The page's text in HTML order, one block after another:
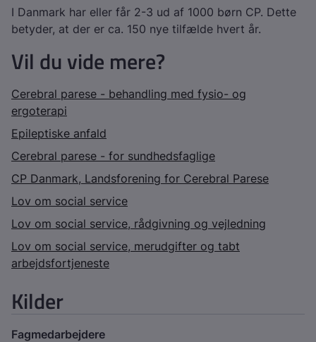
I Danmark har eller får 2-3 ud af 1000 børn CP. Dette
betyder, at der er ca. 150 nye tilfælde hvert år.
Vil du vide mere?
Cerebral parese - behandling med fysio- og
ergoterapi
Epileptiske anfald
Cerebral parese - for sundhedsfaglige
CP Danmark, Landsforening for Cerebral Parese
Lov om social service
Lov om social service, rådgivning og vejledning
Lov om social service, merudgifter og tabt
arbejdsfortjeneste
Kilder
Fagmedarbejdere